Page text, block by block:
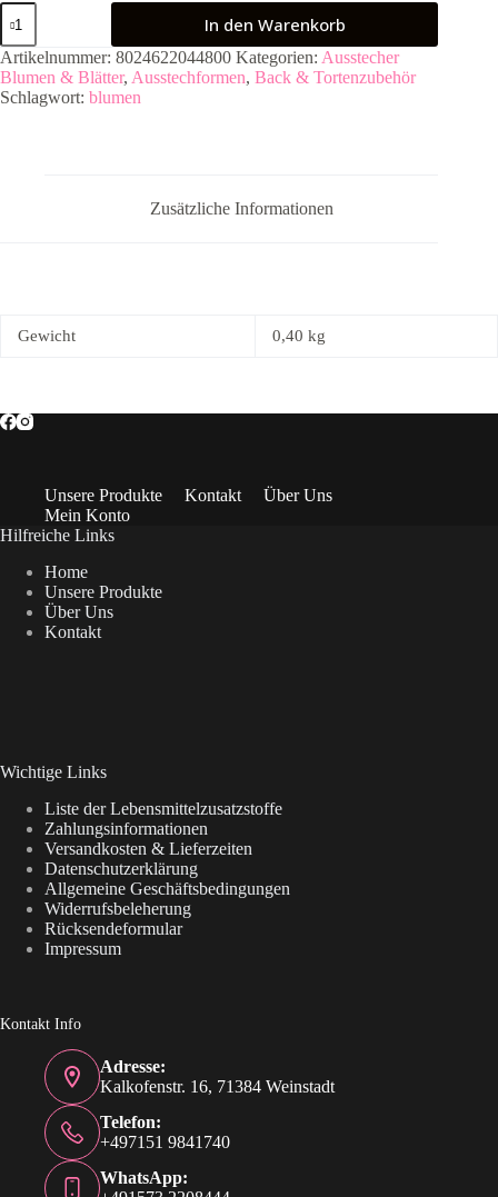
Decora
Kit
Lirio/Calla
Menge
In den Warenkorb
Artikelnummer: 8024622044800 Kategorien: Ausstecher
Blumen & Blätter, Ausstechformen, Back & Tortenzubehör
Schlagwort: blumen
Zusätzliche Informationen
Gewicht 0,40 kg
Unsere Produkte Kontakt
Über Uns
Mein Konto
Hilfreiche Links
Home
Unsere Produkte
Über Uns
Kontakt
Wichtige Links
Liste der Lebensmittelzusatzstoffe
Zahlungsinformationen
Versandkosten & Lieferzeiten
Datenschutzerklärung
Allgemeine Geschäftsbedingungen
Widerrufsbeleherung
Rücksendeformular
Impressum
Kontakt Info
Adresse:
Kalkofenstr. 16, 71384 Weinstadt
Telefon:
+497151 9841740
WhatsApp: